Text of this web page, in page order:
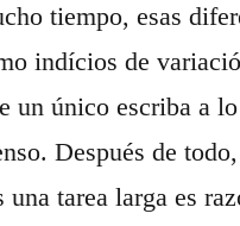
tiempo, esas
indícios de
un único escriba a
Después de
una tarea larga es